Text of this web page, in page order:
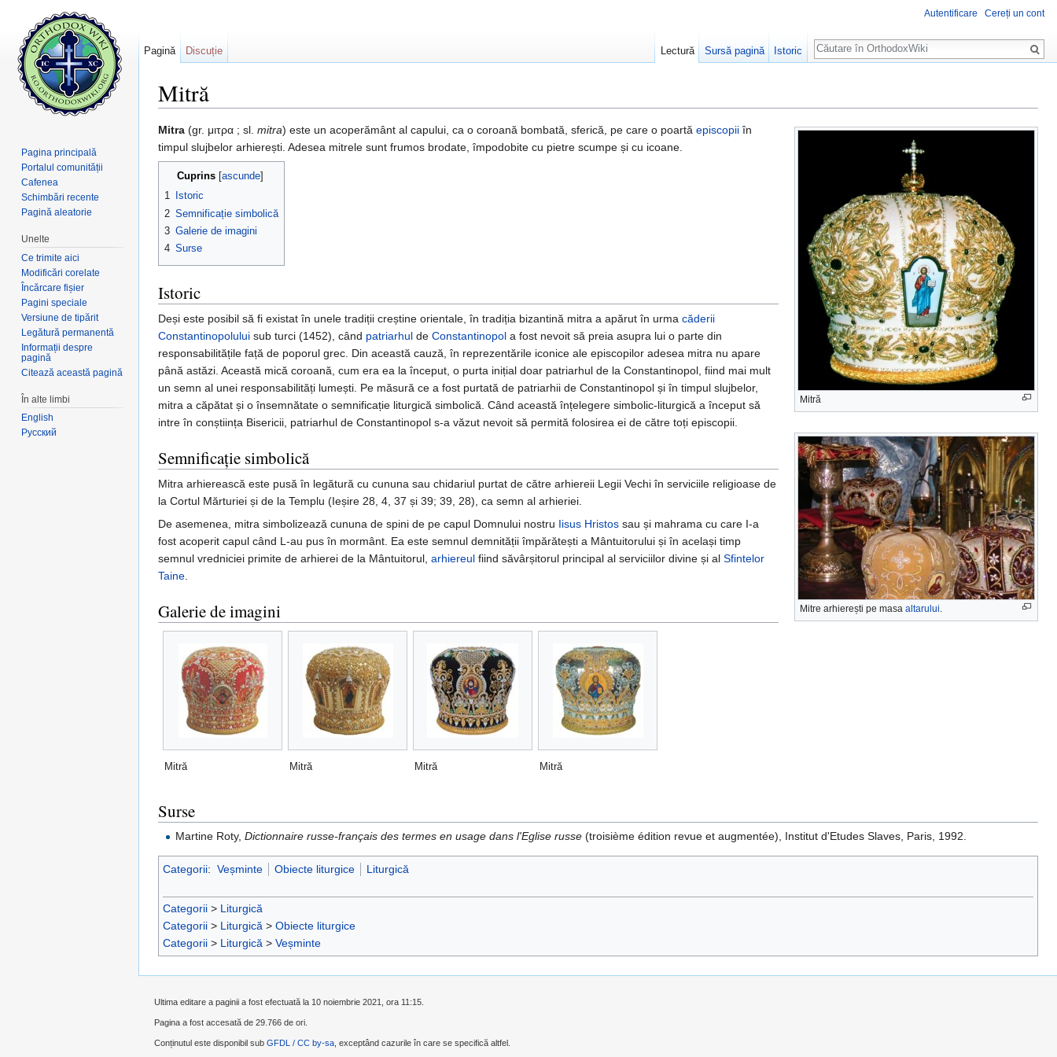
Mitră
Mitră
Mitre arhierești pe masa altarului
Mitra (gr. μιτρα ; sl. mitra) este un acoperământ al capului, ca o coroană bombată, sferică, pe care o poartă episcopii în
timpul slujbelor arhierești. Adesea mitrele sunt frumos brodate, împodobite cu pietre scumpe și cu icoane.
Cuprins[ ascunde]
1
Istoric
2 Semnificație simbolică
3 Galerie de imagini
4 Surse
Istoric
Deși este posibil să fi existat în unele tradiții creștine orientale, în tradiția bizantină mitra a apărut în urma căderii
Constantinopolului sub turci (1452), când patriarhul de Constantinopol a fost nevoit să preia asupra lui o parte din
responsabilitățile față de poporul grec. Din această cauză, în reprezentările iconice ale episcopilor adesea mitra nu apare
până astăzi. Această mică coroană, cum era ea la început, o purta inițial doar patriarhul de la Constantinopol, fiind mai mult
un semn al unei responsabilități lumești. Pe măsură ce a fost purtată de patriarhii de Constantinopol și în timpul slujbelor,
mitra a căpătat și o însemnătate o semnificație liturgică simbolică. Când această înțelegere simbolic-liturgică a început să
intre în conștiința Bisericii, patriarhul de Constantinopol s-a văzut nevoit să permită folosirea ei de către toți episcopii.
Semnificație simbolică
Mitra arhierească este pusă în legătură cu cununa sau chidariul purtat de către arhiereii Legii Vechi în serviciile religioase de
la Cortul Mărturiei și de la Templu (Ieșire 28, 4, 37 și 39; 39, 28), ca semn al arhieriei.
De asemenea, mitra simbolizează cununa de spini de pe capul Domnului nostru Iisus Hristos sau și mahrama cu care I-a
fost acoperit capul când L-au pus în mormânt. Ea este semnul demnității împărătești a Mântuitorului și în același timp
semnul vredniciei primite de arhierei de la Mântuitorul, arhiereul fiind săvârșitorul principal al serviciilor divine și al Sfintelor
Taine.
Galerie de imagini
Mitră Mitră Mitră Mitră
Surse
Martine Roty,Dictionnaire russe-français des termes en usage dans l'Eglise russe (troisième édition revue et augmentée), Institut d'Etudes Slaves, Paris, 1992.
Categorii: Veșminte Obiecte liturgice Liturgică
Categorii > Liturgică
Categorii > Liturgică > Obiecte liturgice
Categorii > Liturgică > Veșminte
Autentificare Cereți un cont
Pagină Discuție Lectură Sursă pagină Istoric
Căutare
Pagina principală
Portalul comunității
Cafenea
Schimbări recente
Pagină aleatorie
Unelte
Ce trimite aici
Modificări corelate
Încărcare fișier
Pagini speciale
Versiune de tipărit
Legătură permanentă
Informații despre
pagină
Citează această pagină
În alte limbi
English
Русский
Ultima editare a paginii a fost efectuată la 10 noiembrie 2021, ora 11:15.
Pagina a fost accesată de 29.766 de ori.
Conținutul este disponibil sub GFDL / CC by-sa , exceptând cazurile în care se specifică altfel.